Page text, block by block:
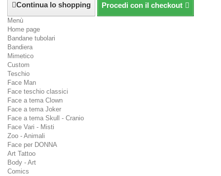
Continua lo shopping Procedi con il checkout
Menù
Home page
Bandane tubolari
Bandiera
Mimetico
Custom
Teschio
Face Man
Face teschio classici
Face a tema Clown
Face a tema Joker
Face a tema Skull - Cranio
Face Vari - Misti
Zoo - Animali
Face per DONNA
Art Tattoo
Body - Art
Comics